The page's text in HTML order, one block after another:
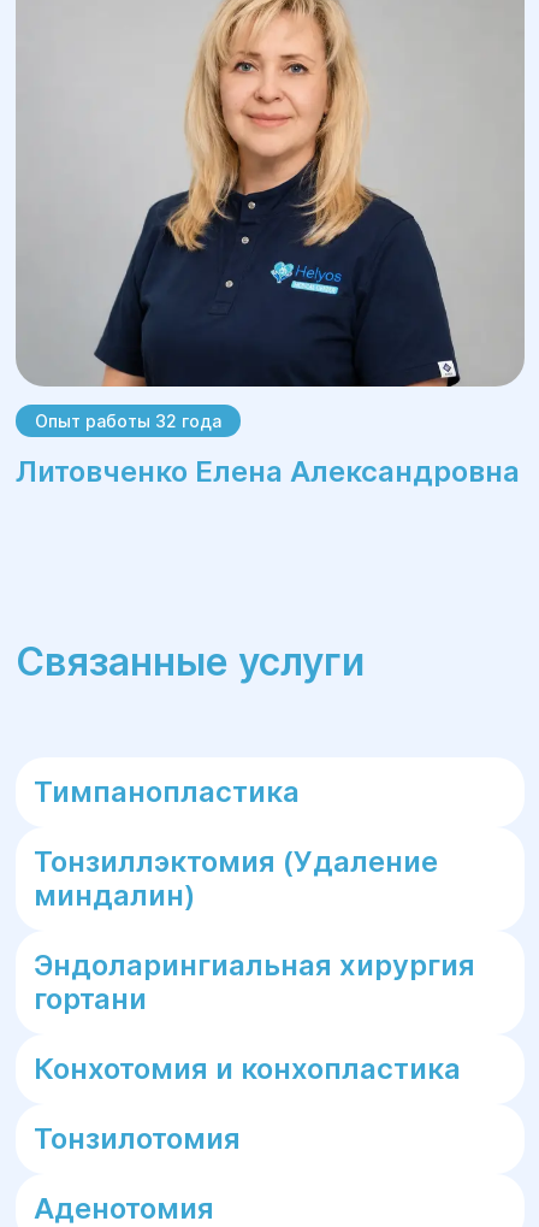
Опыт работы 32 года
Литовченко Елена Александровна
Связанные услуги
Тимпанопластика
Тонзиллэктомия (Удаление
миндалин)
Эндоларингиальная хирургия
гортани
Конхотомия и конхопластика
Тонзилотомия
Аденотомия